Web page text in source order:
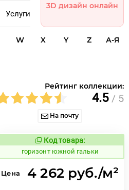
Услуги
3D дизайн онлайн
W X Y Z А-Я
Рейтинг коллекции:
4.5 / 5
На почту
Код товара:
312015 Код товара:
горизонт южной гальки
Цена 4 262 руб./м²